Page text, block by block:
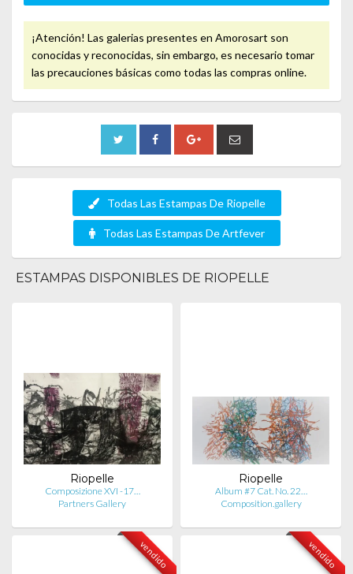
¡Atención! Las galerias presentes en Amorosart son
conocidas y reconocidas, sin embargo, es necesario tomar
las precauciones básicas como todas las compras online.
Todas Las Estampas De Riopelle
Todas Las Estampas De Artfever
ESTAMPAS DISPONIBLES DE RIOPELLE
Riopelle
Composizione XVI -17…
Partners Gallery
Riopelle
Album #7 Cat. No. 22…
Composition.gallery
vendido vendido